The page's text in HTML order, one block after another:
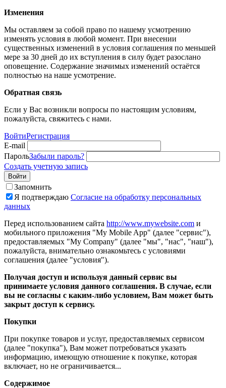
Изменения
Мы оставляем за собой право по нашему усмотрению
изменять условия в любой момент. При внесении
существенных изменений в условия соглашения по меньшей
мере за 30 дней до их вступления в силу будет разослано
оповещение. Содержание значимых изменений остаётся
полностью на наше усмотрение.
Обратная связь
Если у Вас возникли вопросы по настоящим условиям,
пожалуйста, свяжитесь с нами.
ВойтиРегистрация
E-mail
ПарольЗабыли пароль?
Создать учетную запись
Войти
Запомнить
Я подтверждаю Согласие на обработку персональных
данных
Перед использованием сайта http://www.mywebsite.com и
мобильного приложения "My Mobile App" (далее "сервис"),
предоставляемых "My Company" (далее "мы", "нас", "наш"),
пожалуйста, внимательно ознакомьтесь с условиями
соглашения (далее "условия").
Получая доступ и используя данный сервис вы
принимаете условия данного соглашения. В случае, если
вы не согласны с каким-либо условием, Вам может быть
закрыт доступ к сервису.
Покупки
При покупке товаров и услуг, предоставляемых сервисом
(далее "покупка"), Вам может потребоваться указать
информацию, имеющую отношение к покупке, которая
включает, но не ограничивается...
Содержимое